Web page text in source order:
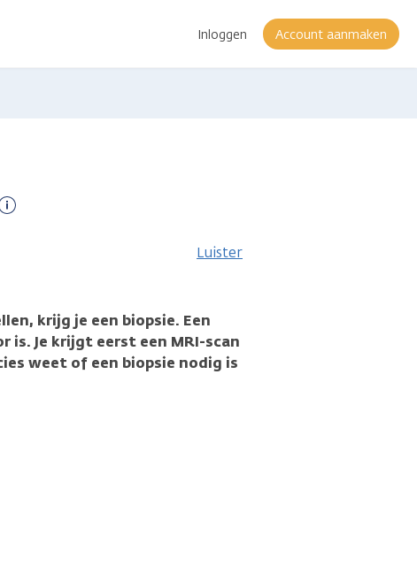
Inloggen Account aanmaken
Luister
krijg je een biopsie. Een
is. Je krijgt eerst een MRI-scan
weet of een biopsie nodig is